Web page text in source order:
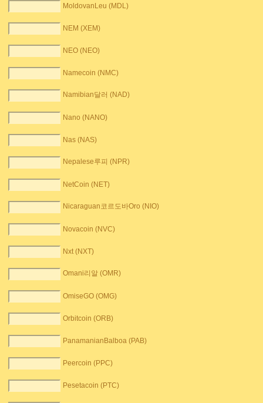
MoldovanLeu (MDL)
NEM (XEM)
NEO (NEO)
Namecoin (NMC)
Namibian달러 (NAD)
Nano (NANO)
Nas (NAS)
Nepalese루피 (NPR)
NetCoin (NET)
Nicaraguan코르도바Oro (NIO)
Novacoin (NVC)
Nxt (NXT)
Omani리알 (OMR)
OmiseGO (OMG)
Orbitcoin (ORB)
PanamanianBalboa (PAB)
Peercoin (PPC)
Pesetacoin (PTC)